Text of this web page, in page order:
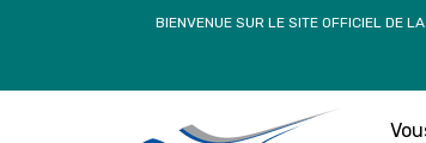
BIENVENUE SUR LE SITE OFFICIEL DE